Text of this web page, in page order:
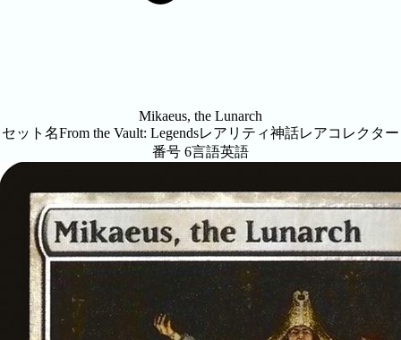
Mikaeus, the Lunarch
セット名From the Vault: Legendsレアリティ神話レアコレクター
番号 6言語英語